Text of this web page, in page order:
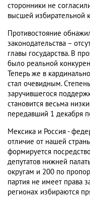
сторонники не
высшей избирательной
Противостояние
законодательства –
главы государства. В
было реальной
Теперь же в
стал очевидным.
заручившегося
становится весьма
передавший 1 декабря
Мексика и Россия -
отличие от нашей
формируется
депутатов нижней
округам и 200 по
партия не имеет права
регионах избираются